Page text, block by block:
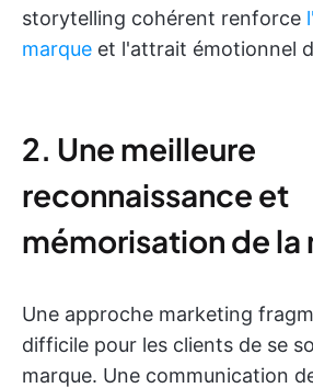
storytelling cohérent renforce
marque et l'attrait émotionnel
2. Une meilleure
reconnaissance et
mémorisation de la
Une approche marketing
difficile pour les clients de se
marque. Une communication